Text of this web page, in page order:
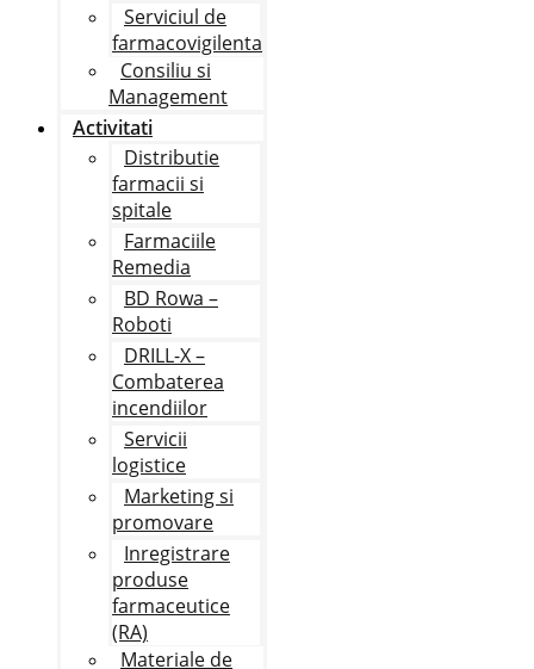
Serviciul de
farmacovigilenta
Consiliu si
Management
Activitati
Distributie
farmacii si
spitale
Farmaciile
Remedia
BD Rowa –
Roboti
DRILL-X –
Combaterea
incendiilor
Servicii
logistice
Marketing si
promovare
Inregistrare
produse
farmaceutice
(RA)
Materiale de